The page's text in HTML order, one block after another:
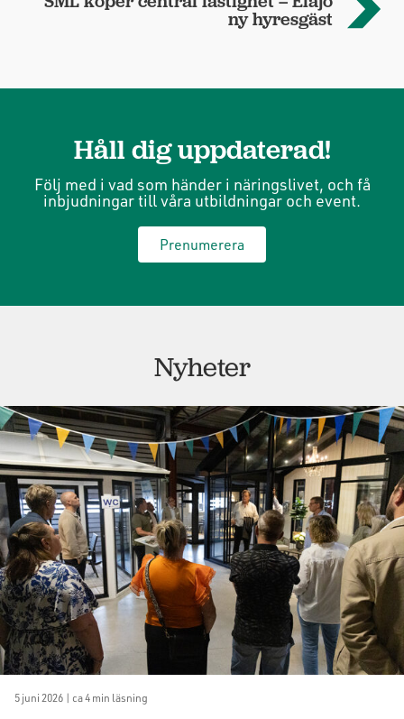
ny hyresgäst
Håll dig uppdaterad!
Följ med i vad som händer i näringslivet, och få
inbjudningar till våra utbildningar och event.
Prenumerera
Nyheter
5 juni 2026 | ca 4 min läsning